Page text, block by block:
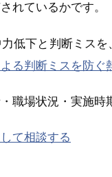
れているかです。
低下と判断ミス
る判断ミスを防ぐ
職場状況・実施時
て相談する